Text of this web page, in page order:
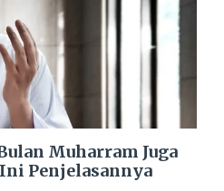
Muharram Juga
Penjelasannya